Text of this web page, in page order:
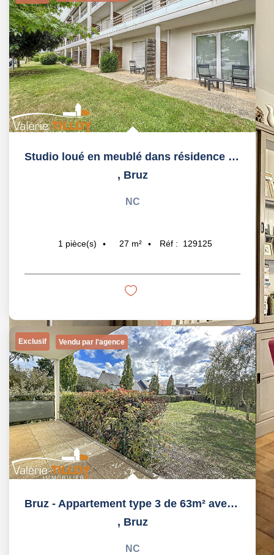
Studio loué en meublé dans résidence de
, Bruz
NC
1 pièce(s) 27 m² Réf : 129125
Exclusif Vendu par l'agence
Bruz - Appartement type 3 de 63m² avec terrasse et double...
, Bruz
NC